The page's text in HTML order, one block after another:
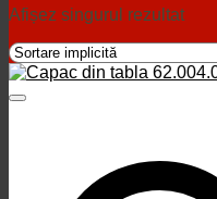
Afișez singurul rezultat